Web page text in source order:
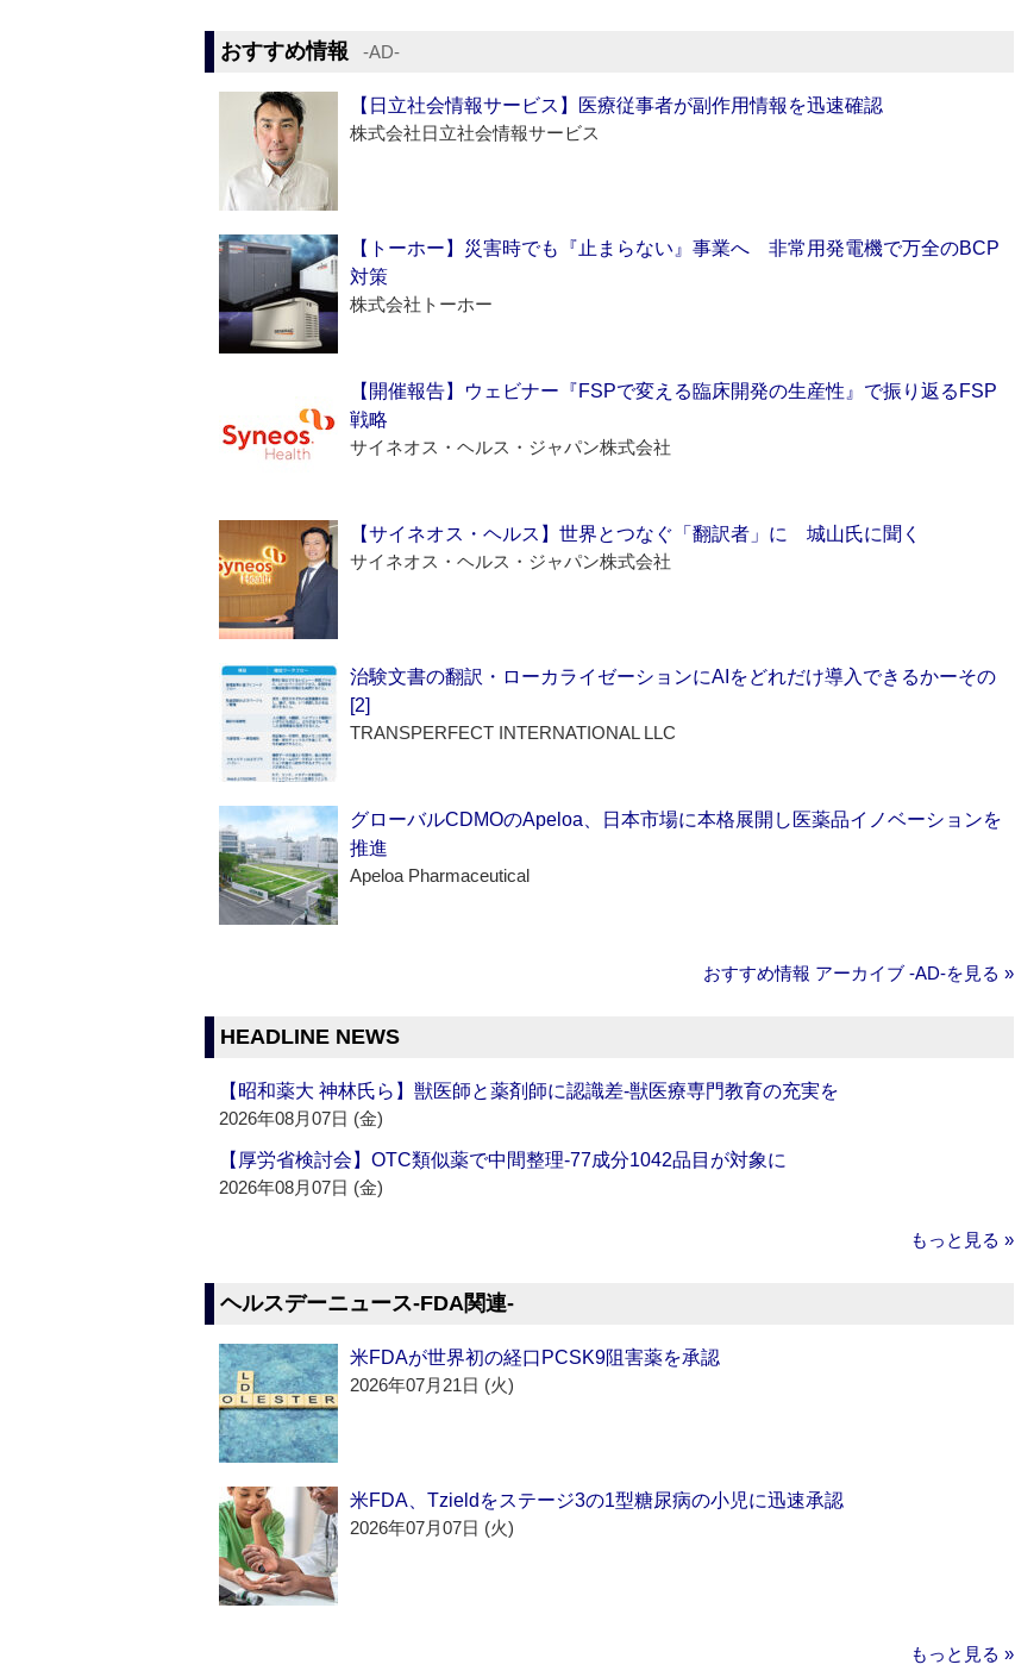
おすすめ情報 ‐AD‐
【日立社会情報サービス】医療従事者が副作用情報を迅速確認
株式会社日立社会情報サービス
【トーホー】災害時でも『止まらない』事業へ 非常用発電機で万全のBCP
対策
株式会社トーホー
【開催報告】ウェビナー『FSPで変える臨床開発の生産性』で振り返るFSP
戦略
サイネオス・ヘルス・ジャパン株式会社
【サイネオス・ヘルス】世界とつなぐ「翻訳者」に 城山氏に聞く
サイネオス・ヘルス・ジャパン株式会社
治験文書の翻訳・ローカライゼーションにAIをどれだけ導入できるかーその
[2]
TRANSPERFECT INTERNATIONAL LLC
グローバルCDMOのApeloa、日本市場に本格展開し医薬品イノベーションを
推進
Apeloa Pharmaceutical
おすすめ情報 アーカイブ ‐AD‐を見る »
HEADLINE NEWS
【昭和薬大 神林氏ら】獣医師と薬剤師に認識差‐獣医療専門教育の充実を
2026年08月07日 (金)
【厚労省検討会】OTC類似薬で中間整理‐77成分1042品目が対象に
2026年08月07日 (金)
もっと見る »
ヘルスデーニュース‐FDA関連‐
米FDAが世界初の経口PCSK9阻害薬を承認
2026年07月21日 (火)
米FDA、Tzieldをステージ3の1型糖尿病の小児に迅速承認
2026年07月07日 (火)
もっと見る »